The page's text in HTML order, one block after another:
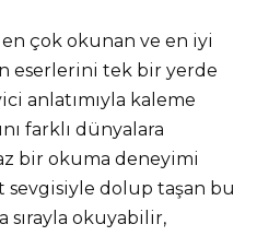
en çok okunan ve en iyi
eserlerini tek bir yerde
anlatımıyla kaleme
farklı dünyalara
bir okuma deneyimi
sevgisiyle dolup taşan bu
sırayla okuyabilir,